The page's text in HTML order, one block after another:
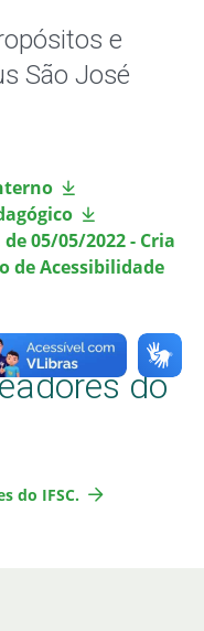
e
São José
05/05/2022 - Cria
de Acessibilidade
do
do IFSC.